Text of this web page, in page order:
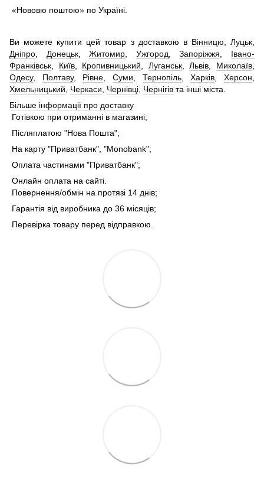
«Нововю поштою» по Україні.
Ви можете купити цей товар з доставкою в Вінницю,Луцьк,
Дніпро, Донецьк,Житомир, Ужгород,Запоріжжя, Івано-
Франківськ, Київ, Кропивницький, Луганськ,Львів, Миколаїв,
Одесу, Полтаву, Рівне,Суми, Тернопіль,Харків,Херсон,
Хмельницький, Черкаси, Чернівці, Чернігів та інші міста.
Більше інформації про доставку
Готівкою при отриманні в магазині;
Післяплатою "Нова Пошта";
На карту "Приватбанк", "Monobank";
Оплата частинами "Приватбанк";
Онлайн оплата на сайті.
Повернення/обмін на протязі 14 днів;
Гарантія від виробника до 36 місяців;
Перевірка товару перед відправкою.